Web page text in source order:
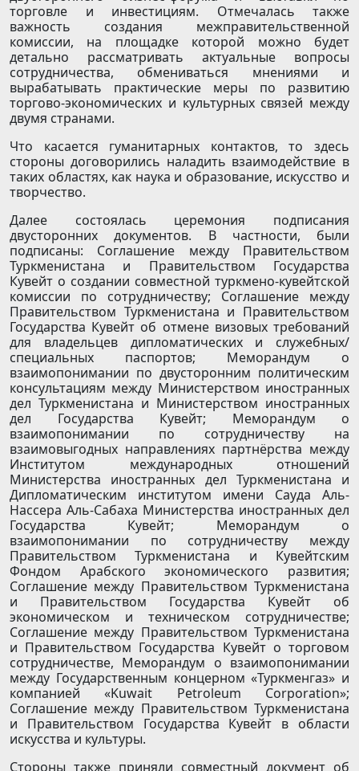
торговле и инвестициям. Отмечалась также
важность создания межправительственной
комиссии, на площадке которой можно будет
детально рассматривать актуальные вопросы
сотрудничества, обмениваться мнениями и
вырабатывать практические меры по развитию
торгово-экономических и культурных связей между
двумя странами.
Что касается гуманитарных контактов, то здесь
стороны договорились наладить взаимодействие в
таких областях, как наука и образование, искусство и
творчество.
Далее состоялась церемония подписания
двусторонних документов. В частности, были
подписаны: Соглашение между Правительством
Туркменистана и Правительством Государства
Кувейт о создании совместной туркмено-кувейтской
комиссии по сотрудничеству; Соглашение между
Правительством Туркменистана и Правительством
Государства Кувейт об отмене визовых требований
для владельцев дипломатических и служебных/
специальных паспортов; Меморандум о
взаимопонимании по двусторонним политическим
консультациям между Министерством иностранных
дел Туркменистана и Министерством иностранных
дел Государства Кувейт; Меморандум о
взаимопонимании по сотрудничеству на
взаимовыгодных направлениях партнёрства между
Институтом международных отношений
Министерства иностранных дел Туркменистана и
Дипломатическим институтом имени Сауда Аль-
Нассера Аль-Сабаха Министерства иностранных дел
Государства Кувейт; Меморандум о
взаимопонимании по сотрудничеству между
Правительством Туркменистана и Кувейтским
Фондом Арабского экономического развития;
Соглашение между Правительством Туркменистана
и Правительством Государства Кувейт об
экономическом и техническом сотрудничестве;
Соглашение между Правительством Туркменистана
и Правительством Государства Кувейт о торговом
сотрудничестве, Меморандум о взаимопонимании
между Государственным концерном «Туркменгаз» и
компанией «Kuwait Petroleum Corporation»;
Соглашение между Правительством Туркменистана
и Правительством Государства Кувейт в области
искусства и культуры.
Стороны также приняли совместный документ об